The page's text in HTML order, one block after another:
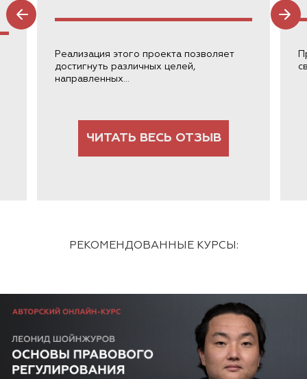
Реализация этого проекта позволяет
достигнуть различных целей,
направленных...
ЧИТАТЬ ВЕСЬ ОТЗЫВ
РЕКОМЕНДОВАННЫЕ КУРСЫ: